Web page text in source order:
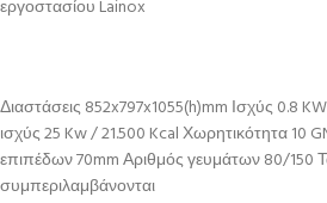
εργοστασίου Lainox
Διαστάσεις 852x797x1055(h)mm Ισχύς 0.8
ισχύς 25 Kw / 21.500 Kcal Χωρητικότητα 10
επιπέδων 70mm Αριθμός γευμάτων 80/150
συμπεριλαμβάνονται